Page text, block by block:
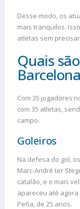
Desse modo, os
mais tranquilos.
atletas sem
Quais
Com 35 jogadores
com 35 atletas,
campo.
Goleiros
Na defesa do gol,
Marc-André ter
catalão, e o mais
apareceu até
Peña, de 25 anos.